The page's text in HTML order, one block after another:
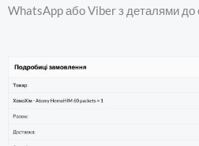
WhatsApp або Viber з деталямидо